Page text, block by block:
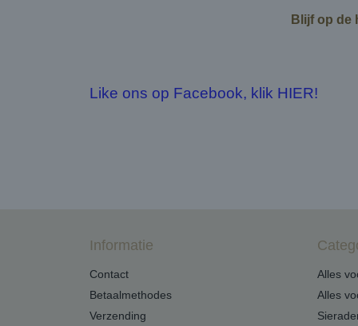
Blijf op de
Like ons op Facebook, klik HIER!
Informatie
Contact
Betaalmethodes
Verzending
Alles
Alles